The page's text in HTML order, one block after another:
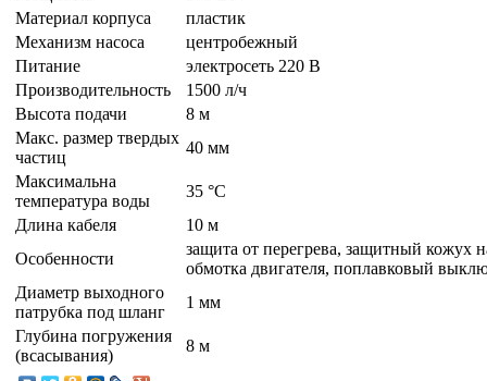
Материал корпуса
пластик
Механизм насоса
центробежный
Питание
электросеть 220 В
Производительность
1500 л/ч
Высота подачи
8 м
Макс. размер твердых
частиц
40 мм
Максимальна
температура воды
35 °C
Длина кабеля
10 м
Особенности
защита от перегрева, защитный кожух
обмотка двигателя, поплавковый
Диаметр выходного
патрубка под шланг
1 мм
Глубина погружения
(всасывания)
8 м